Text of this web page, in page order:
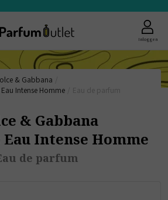
Inloggen
& Gabbana
Intense Homme
& Gabbana
Intense Homme
de parfum